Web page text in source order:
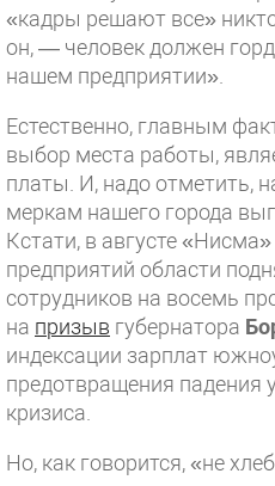
«кадры решают все»
он, — человек должен
нашем предприятии».
Естественно, главным
выбор места работы,
платы. И, надо отметить,
меркам нашего города
Кстати, в августе
предприятий области
сотрудников на восемь
на призыв губернатора
индексации зарплат
предотвращения падения
кризиса.
Но, как говорится, «не